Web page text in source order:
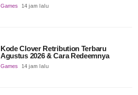
Games 14 jam lalu
Kode Clover Retribution Terbaru
Agustus 2026 & Cara Redeemnya
Games 14 jam lalu